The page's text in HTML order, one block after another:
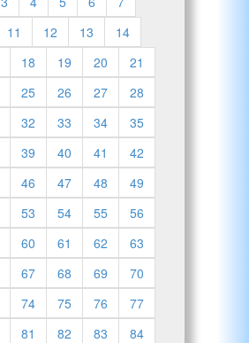
11 12 13
14
18 19 20
21
25 26 27
28
32 33 34
35
39 40 41
42
46 47 48
49
53 54 55
56
60 61 62
63
67 68 69
70
74 75 76
77
81 82 83
84